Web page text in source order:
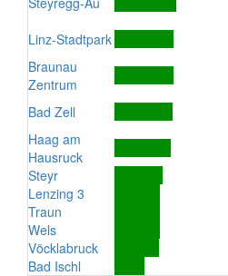
Linz-Stadtpark
Braunau
Zentrum
Bad Zell
Haag am
Hausruck
Steyr
Lenzing 3
Traun
Wels
Vöcklabruck
Bad Ischl